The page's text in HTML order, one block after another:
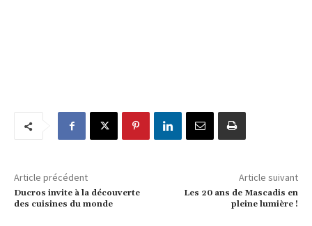
Article précédent
Ducros invite à la découverte
des cuisines du monde
Article suivant
Les 20 ans de Mascadis en
pleine lumière !